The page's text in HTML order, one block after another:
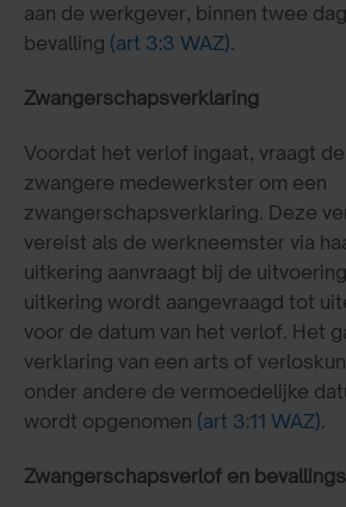
aan de werkgever, binnen twee
bevalling (art 3:3 WAZ).
Zwangerschapsverklaring
Voordat het verlof ingaat, vraagt
zwangere medewerkster om een
zwangerschapsverklaring. Deze
vereist als de werkneemster via
uitkering aanvraagt bij de
uitkering wordt aangevraagd tot
voor de datum van het verlof. Het
verklaring van een arts of
onder andere de vermoedelijke
wordt opgenomen (art 3:11 WAZ).
Zwangerschapsverlof en